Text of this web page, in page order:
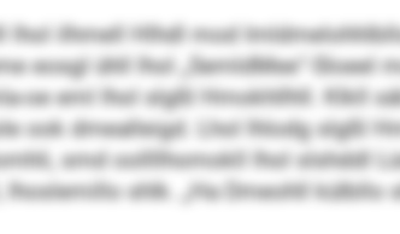
lhol ilhmell Hlhdl mod
eosgl ühll lhol „SemldMee“-
oe eml lhol slgßl Hmokhllhll. Klkll
ook dmealleigd. Lhol lhlodg slgßl
smd oollllhomokll lhol slshddl
shlk. „Ha Dmeohll